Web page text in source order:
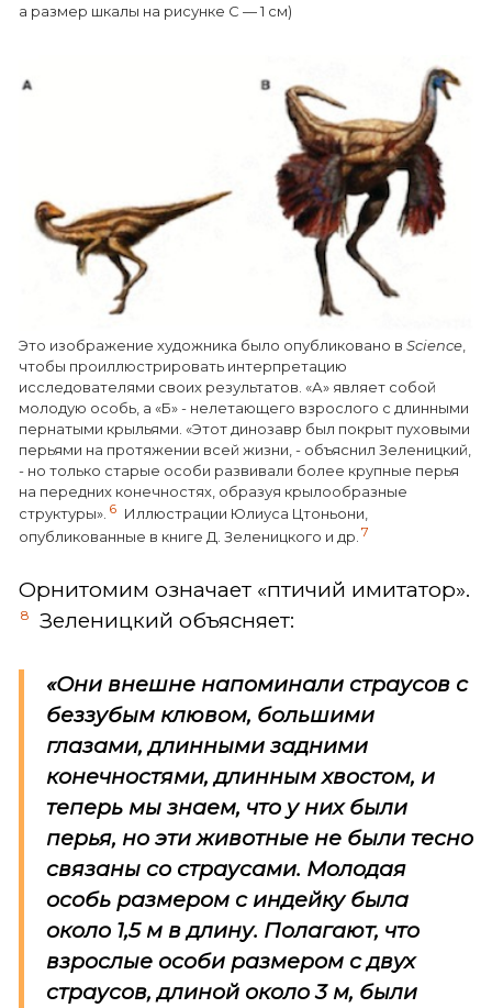
а размер шкалы на рисунке С — 1 см)
Это изображение художника было опубликовано в Science
чтобы проиллюстрировать интерпретацию
исследователями своих результатов. «А» являет собой
молодую особь, а «Б» - нелетающего взрослого с длинными
пернатыми крыльями. «Этот динозавр был покрыт пуховыми
перьями на протяжении всей жизни, - объяснил Зеленицкий,
- но только старые особи развивали более крупные перья
на передних конечностях, образуя крылообразные
структуры». 6 Иллюстрации Юлиуса Цтоньони,
опубликованные в книге Д. Зеленицкого и др. 7
Орнитомим означает «птичий имитатор».
8 Зеленицкий объясняет:
«Они внешне напоминали страусов с
беззубым клювом, большими
глазами, длинными задними
конечностями, длинным хвостом, и
теперь мы знаем, что у них были
перья, но эти животные не были тесно
связаны со страусами. Молодая
особь размером с индейку была
около 1,5 м в длину. Полагают, что
взрослые особи размером с двух
страусов, длиной около 3 м, были